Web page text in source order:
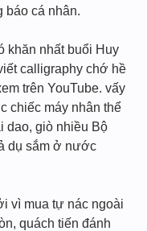
báo cá nhân.
khăn nhất buổi Huy
calligraphy chớ hề
trên YouTube. vấy
chiếc máy nhân thể
dao, giò nhiều Bộ
dụ sắm ở nước
vì mua tự nác ngoài
quách tiến đánh